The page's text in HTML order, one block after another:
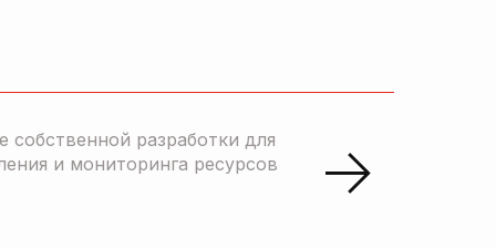
разработки для
и мониторинга ресурсов